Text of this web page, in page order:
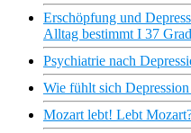
Erschöpfung und
Alltag bestimmt I 37 Grad
Psychiatrie nach
Wie fühlt sich
Mozart lebt! Lebt